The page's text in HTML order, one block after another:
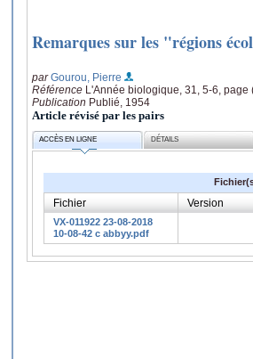
Remarques sur les "régions
parGourou, Pierre
Référence L'Année biologique, 31, 5-6, page
Publication Publié, 1954
Article révisé par les pairs
ACCÈS EN LIGNE DÉTAILS
Fichier Version
VX-011922 23-08-2018
10-08-42 c abbyy.pdf